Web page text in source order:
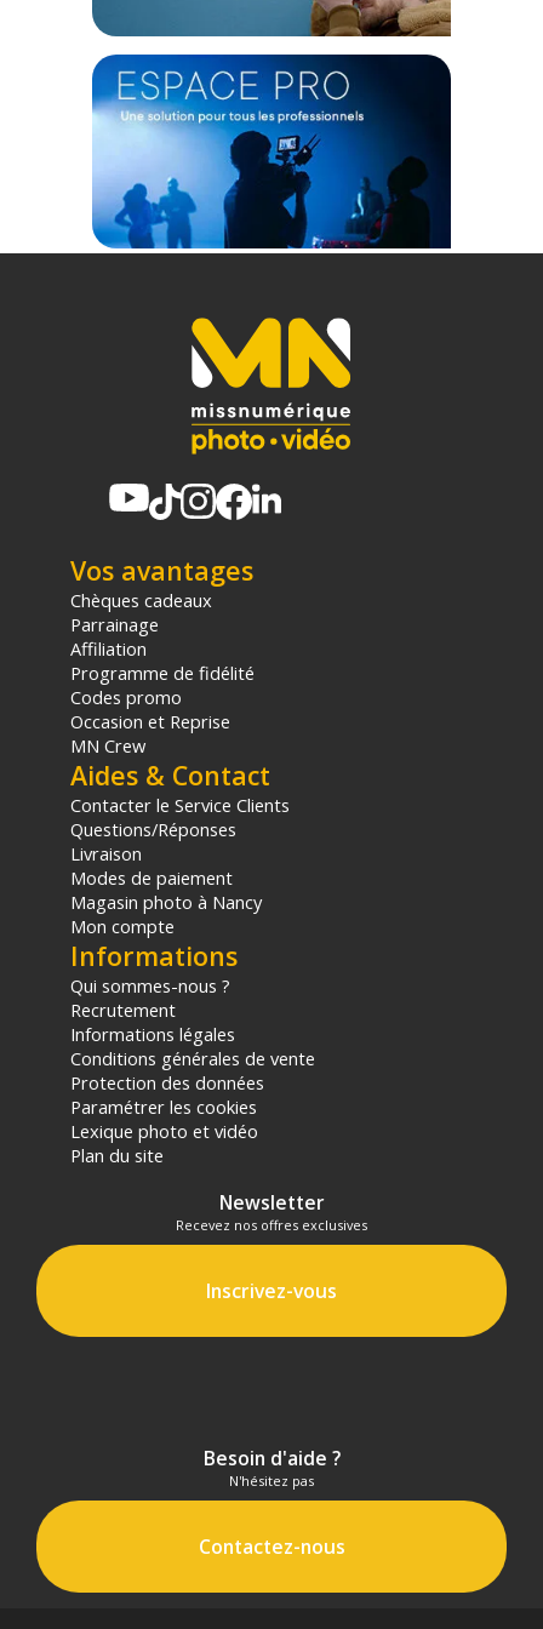
Offre valable jusqu'au 07-08-2026 inclus.
Code EAN Urth Kit de filtres magnétiques ND 43mm (Plus+)
(ND8,64,1000) - Achat et Prix :9354842012341
Garantie 2 ans
(1) Offre valable jusqu'au 31 Décembre 2030 à partir de 49 euros
d'achat, sur la base d'une expédition Chronopost 24H vers un point
relais situé en France continentale uniquement, valable uniquement
sur les produits de moins de 1m et moins de 20Kg.
sur le prix TTC en €, les points seront effectivement calculés dans le
Vos avantages
Chèques cadeaux
Parrainage
Affiliation
Programme de fidélité
Codes promo
Occasion et Reprise
MN Crew
Aides & Contact
Contacter le Service Clients
Questions/Réponses
Livraison
Modes de paiement
Magasin photo à Nancy
Mon compte
Informations
Qui sommes-nous ?
Recrutement
Informations légales
Conditions générales de vente
Protection des données
Paramétrer les cookies
Lexique photo et vidéo
Plan du site
Newsletter
Recevez nos offres exclusives
Inscrivez-vous
Besoin d'aide ?
N'hésitez pas
Contactez-nous